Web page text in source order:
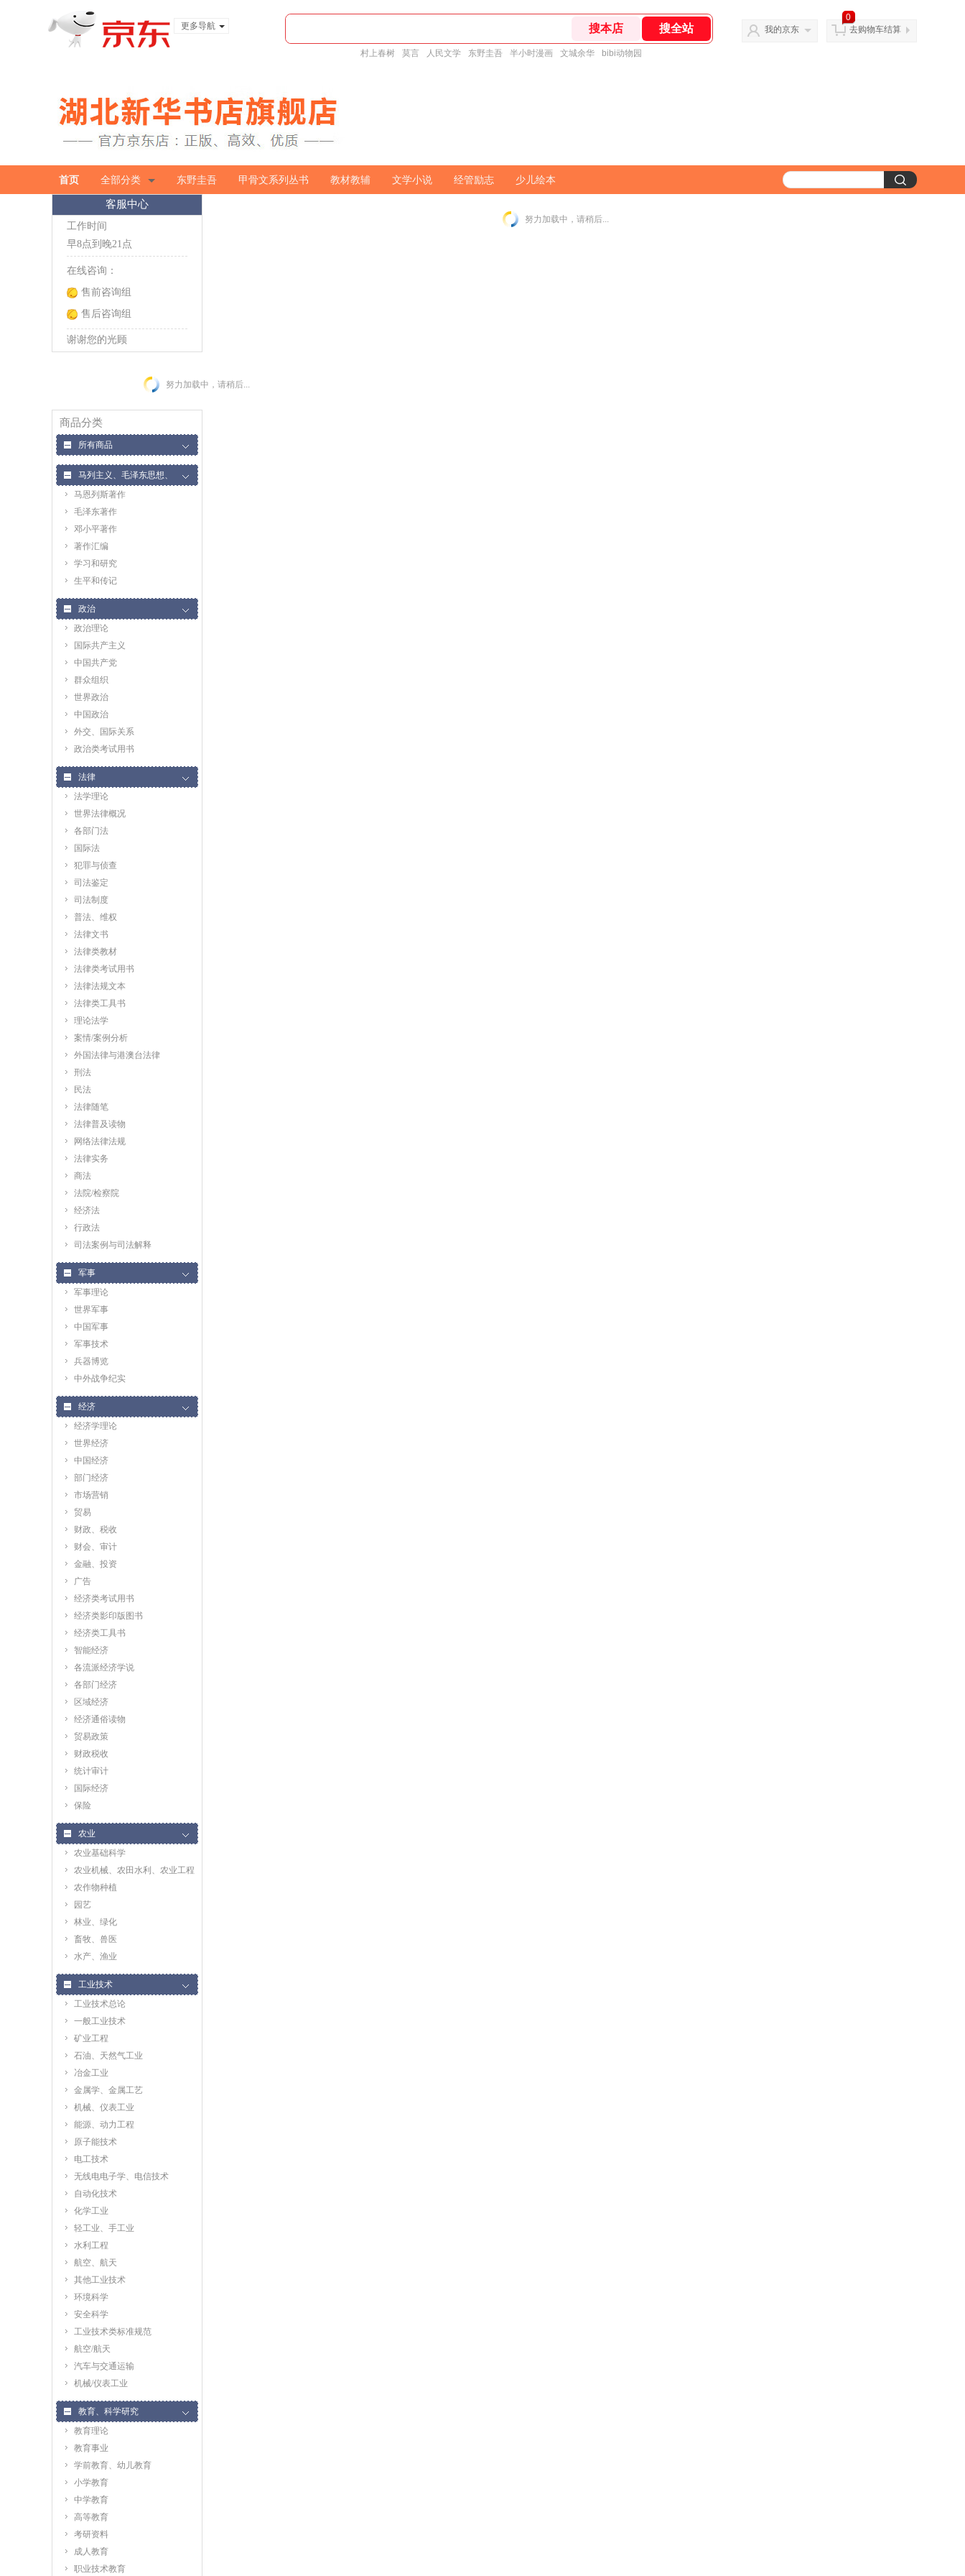
更多导航
村上春树 莫言 人民文学 东野圭吾 半小时漫画 文城余华 bibi动物园
我的京东
0
去购物车结算
首页 全部分类 东野圭吾 甲骨文系列丛书 教材教辅 文学小说 经管励志 少儿绘本
客服中心
工作时间
早8点到晚21点
在线咨询：
售前咨询组
售后咨询组
谢谢您的光顾
努力加载中，请稍后...
商品分类
所有商品
马列主义、毛泽东思想、
邓小平理论
马恩列斯著作
毛泽东著作
邓小平著作
著作汇编
学习和研究
生平和传记
政治
政治理论
国际共产主义
中国共产党
群众组织
世界政治
中国政治
外交、国际关系
政治类考试用书
法律
法学理论
世界法律概况
各部门法
国际法
犯罪与侦查
司法鉴定
司法制度
普法、维权
法律文书
法律类教材
法律类考试用书
法律法规文本
法律类工具书
理论法学
案情/案例分析
外国法律与港澳台法律
刑法
民法
法律随笔
法律普及读物
网络法律法规
法律实务
商法
法院/检察院
经济法
行政法
司法案例与司法解释
军事
军事理论
世界军事
中国军事
军事技术
兵器博览
中外战争纪实
经济
经济学理论
世界经济
中国经济
部门经济
市场营销
贸易
财政、税收
财会、审计
金融、投资
广告
经济类考试用书
经济类影印版图书
经济类工具书
智能经济
各流派经济学说
各部门经济
区域经济
经济通俗读物
贸易政策
财政税收
统计审计
国际经济
保险
农业
农业基础科学
农业机械、农田水利、农业工程
农作物种植
园艺
林业、绿化
畜牧、兽医
水产、渔业
工业技术
工业技术总论
一般工业技术
矿业工程
石油、天然气工业
冶金工业
金属学、金属工艺
机械、仪表工业
能源、动力工程
原子能技术
电工技术
无线电电子学、电信技术
自动化技术
化学工业
轻工业、手工业
水利工程
航空、航天
其他工业技术
环境科学
安全科学
工业技术类标准规范
航空/航天
汽车与交通运输
机械/仪表工业
教育、科学研究
教育理论
教育事业
学前教育、幼儿教育
小学教育
中学教育
高等教育
考研资料
成人教育
职业技术教育
努力加载中，请稍后...